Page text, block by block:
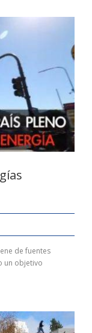
de fuentes
un objetivo